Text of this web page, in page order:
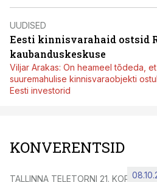
UUDISED
Eesti kinnisvarahaid ostsid
kaubanduskeskuse
Viljar Arakas: On heameel tõdeda,
suuremahulise kinnisvaraobjekti
Eesti investorid
KONVERENTSID
TALLINNA TELETORNI 21. KORRUSEL